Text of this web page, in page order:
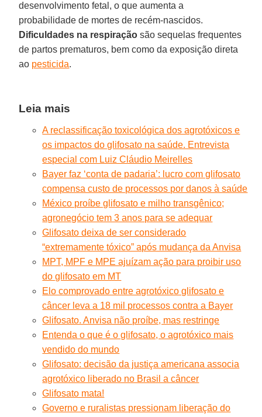
desenvolvimento fetal, o que aumenta a
probabilidade de mortes de recém-nascidos.
Dificuldades na respiração são sequelas frequentes
de partos prematuros, bem como da exposição direta
ao pesticida.
Leia mais
A reclassificação toxicológica dos agrotóxicos e
os impactos do glifosato na saúde. Entrevista
especial com Luiz Cláudio Meirelles
Bayer faz ‘conta de padaria’: lucro com glifosato
compensa custo de processos por danos à saúde
México proíbe glifosato e milho transgênico;
agronegócio tem 3 anos para se adequar
Glifosato deixa de ser considerado
“extremamente tóxico” após mudança da Anvisa
MPT, MPF e MPE ajuízam ação para proibir uso
do glifosato em MT
Elo comprovado entre agrotóxico glifosato e
câncer leva a 18 mil processos contra a Bayer
Glifosato. Anvisa não proíbe, mas restringe
Entenda o que é o glifosato, o agrotóxico mais
vendido do mundo
Glifosato: decisão da justiça americana associa
agrotóxico liberado no Brasil a câncer
Glifosato mata!
Governo e ruralistas pressionam liberação do